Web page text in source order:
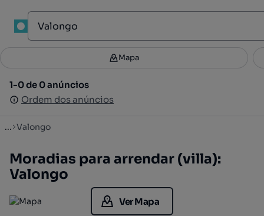
Filtros 4
1-0 de 0 anúncios
Ordem dos anúncios
Mapa
1-0 de 0 anúncios
Ordem dos anúncios
... Valongo
Moradias para arrendar (villa):
Valongo
Ver Mapa